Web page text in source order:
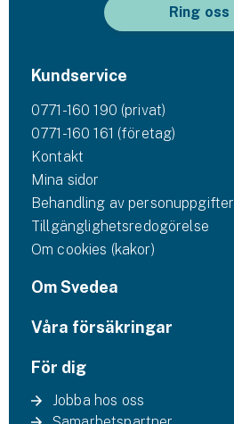
Ring oss
Kundservice
0771-160 190 (privat)
0771-160 161 (företag)
Kontakt
Mina sidor
Behandling av personuppgifter
Tillgänglighetsredogörelse
Om cookies (kakor)
Om Svedea
Våra försäkringar
För dig
Jobba hos oss